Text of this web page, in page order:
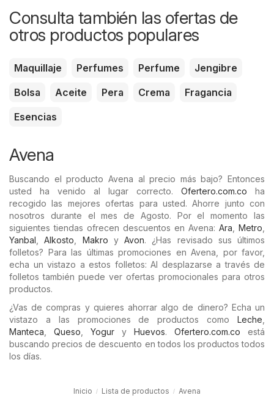
Consulta también las ofertas de
otros productos populares
Maquillaje Perfumes Perfume
Jengibre
Bolsa
Aceite Pera Crema
Fragancia
Esencias
Avena
Buscando el producto Avena al precio más bajo? Entonces
usted ha venido al lugar correcto. Ofertero.com.co ha
recogido las mejores ofertas para usted. Ahorre junto con
nosotros durante el mes de Agosto. Por el momento las
siguientes tiendas ofrecen descuentos en Avena: Ara Metro
Yanbal ,Alkosto Makro y Avon. ¿Has revisado sus últimos
folletos? Para las últimas promociones en Avena, por favor,
echa un vistazo a estos folletos: Al desplazarse a través de
folletos también puede ver ofertas promocionales para otros
productos.
¿Vas de compras y quieres ahorrar algo de dinero? Echa un
vistazo a las promociones de productos como Leche
Manteca
Queso Yogur y Huevos. Ofertero.com.co está
buscando precios de descuento en todos los productos todos
los días.
Inicio Lista de productos Avena